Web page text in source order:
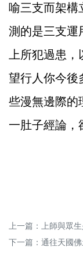
喻三支而架構
測的是三支運
上所犯過患
望行人你今後
些漫無邊際的
一肚子經論，
上一篇：
上師與眾
下一篇： 通往天國